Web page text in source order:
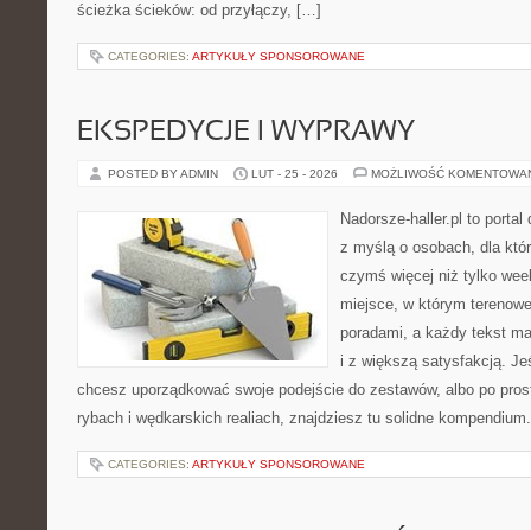
ścieżka ścieków: od przyłączy, […]
CATEGORIES: ARTYKUŁY SPONSOROWANE
EKSPEDYCJE I WYPRAWY
POSTED BY ADMIN LUT - 25 - 2026 MOŻLIWOŚĆ
Nadorsze-haller.pl to portal
z myślą o osobach, dla
czymś więcej niż tylko
miejsce, w którym
poradami, a każdy tekst
i z większą satysfakcją.
chcesz uporządkować swoje podejście do zestawów, albo po
rybach i wędkarskich realiach, znajdziesz tu solidne
CATEGORIES: ARTYKUŁY SPONSOROWANE